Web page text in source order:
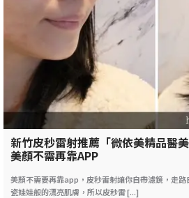
新竹皮秒雷射推薦「微依美精品醫
美顏不需再靠APP
美顏不需要再靠app，皮秒雷射讓你自帶濾鏡，走路
瓷娃娃般的漂亮肌膚，所以皮秒雷 [...]